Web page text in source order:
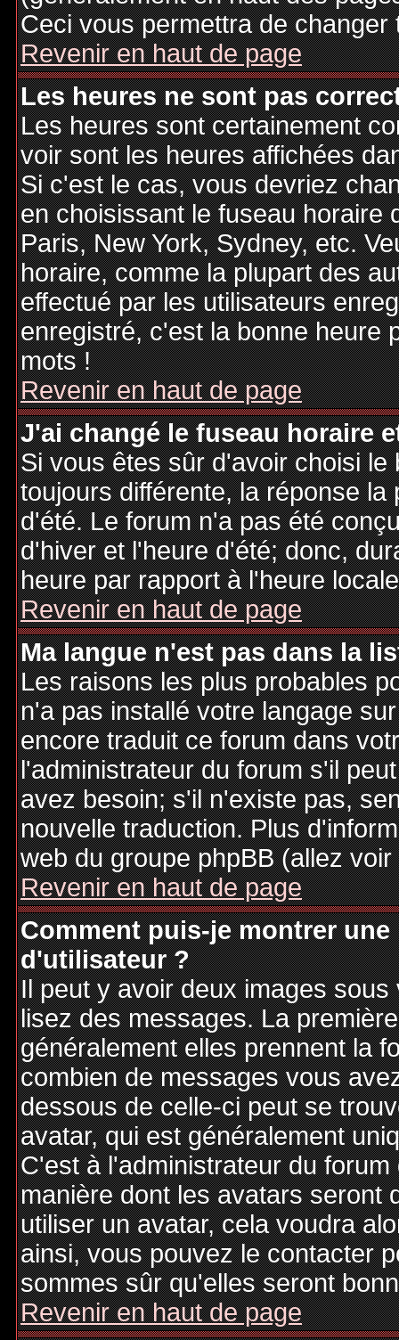
Ceci vous permettra de
Revenir en haut de page
Les heures ne sont pas
Les heures sont certainement
voir sont les heures affichées
Si c'est le cas, vous devriez
en choisissant le fuseau horaire
Paris, New York, Sydney, etc.
horaire, comme la plupart des
effectué par les utilisateurs
enregistré, c'est la bonne heure
mots !
Revenir en haut de page
J'ai changé le fuseau horaire
Si vous êtes sûr d'avoir choisi
toujours différente, la réponse
d'été. Le forum n'a pas été
d'hiver et l'heure d'été; donc,
heure par rapport à l'heure
Revenir en haut de page
Ma langue n'est pas dans la
Les raisons les plus probables
n'a pas installé votre langage
encore traduit ce forum dans
l'administrateur du forum s'il
avez besoin; s'il n'existe pas,
nouvelle traduction. Plus
web du groupe phpBB (allez
Revenir en haut de page
Comment puis-je montrer
d'utilisateur ?
Il peut y avoir deux images
lisez des messages. La
généralement elles prennent la
combien de messages vous
dessous de celle-ci peut se
avatar, qui est généralement
C'est à l'administrateur du
manière dont les avatars seront
utiliser un avatar, cela voudra
ainsi, vous pouvez le contacter
sommes sûr qu'elles seront
Revenir en haut de page